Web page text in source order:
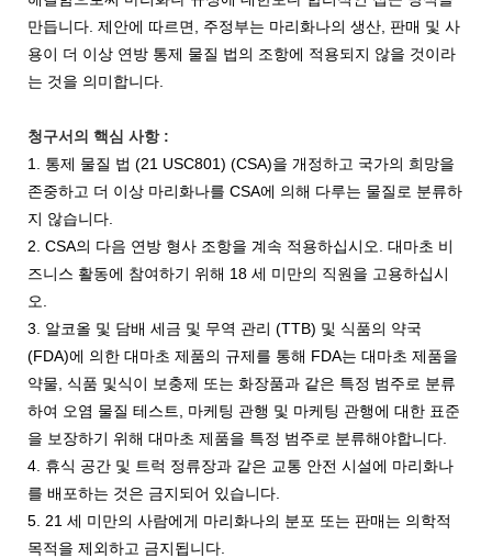
만듭니다. 제안에 따르면, 주정부는 마리화나의 생산, 판매 및 사
용이 더 이상 연방 통제 물질 법의 조항에 적용되지 않을 것이라
는 것을 의미합니다.
청구서의 핵심 사항 :
1. 통제 물질 법 (21 USC801) (CSA)을 개정하고 국가의 희망을
존중하고 더 이상 마리화나를 CSA에 의해 다루는 물질로 분류하
지 않습니다.
2. CSA의 다음 연방 형사 조항을 계속 적용하십시오. 대마초 비
즈니스 활동에 참여하기 위해 18 세 미만의 직원을 고용하십시
오.
3. 알코올 및 담배 세금 및 무역 관리 (TTB) 및 식품의 약국
(FDA)에 의한 대마초 제품의 규제를 통해 FDA는 대마초 제품을
약물, 식품 및식이 보충제 또는 화장품과 같은 특정 범주로 분류
하여 오염 물질 테스트, 마케팅 관행 및 마케팅 관행에 대한 표준
을 보장하기 위해 대마초 제품을 특정 범주로 분류해야합니다.
4. 휴식 공간 및 트럭 정류장과 같은 교통 안전 시설에 마리화나
를 배포하는 것은 금지되어 있습니다.
5. 21 세 미만의 사람에게 마리화나의 분포 또는 판매는 의학적
목적을 제외하고 금지됩니다.